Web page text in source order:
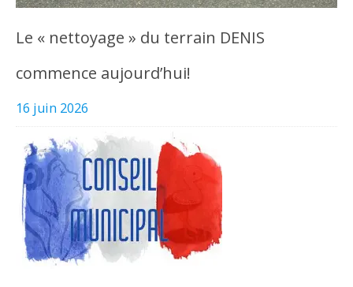
Le « nettoyage » du terrain DENIS
commence aujourd’hui!
16 juin 2026